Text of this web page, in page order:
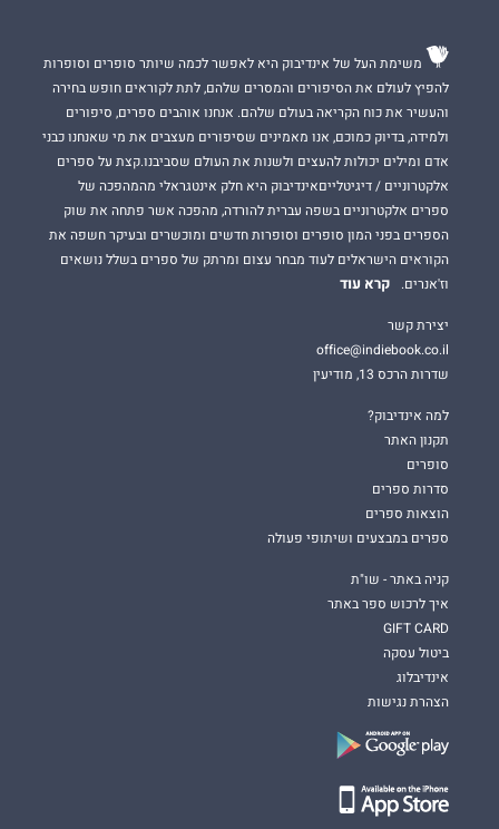
משימת העל של אינדיבוק היא לאפשר לכמה שיותר סופרים וסופרות
להפיץ לעולם את הסיפורים והמסרים שלהם, לתת לקוראים חופש בחירה
והעשיר את כוח הקריאה בעולם שלהם. אנחנו אוהבים ספרים, סיפורים
ולמידה, בדיוק כמוכם, אנו מאמינים שסיפורים מעצבים את מי שאנחנו כבני
אדם ומילים יכולות להעצים ולשנות את העולם שסביבנו.קצת על ספרים
אלקטרוניים / דיגיטלייםאינדיבוק היא חלק אינטגראלי מהמהפכה של
ספרים אלקטרוניים בשפה עברית להורדה, מהפכה אשר פתחה את שוק
הספרים בפני המון סופרים וסופרות חדשים ומוכשרים ובעיקר חשפה את
הקוראים הישראלים לעוד מבחר עצום ומרתק של ספרים בשלל נושאים
וז'אנרים.
קרא עוד
יצירת קשר
office@indiebook.co.il
שדרות הרכס 13, מודיעין
למה אינדיבוק?
תקנון האתר
סופרים
סדרות ספרים
הוצאות ספרים
ספרים במבצעים ושיתופי פעולה
קניה באתר - שו"ת
איך לרכוש ספר באתר
GIFT CARD
ביטול עסקה
אינדיבלוג
הצהרת נגישות